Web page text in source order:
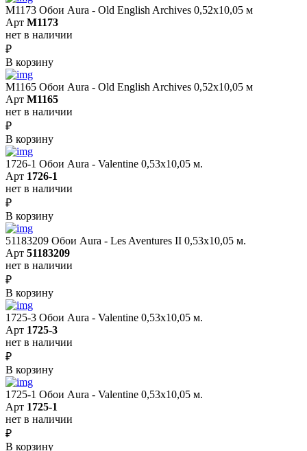
M1173 Обои Aura - Old English Archives 0,52x10,05 м
Арт M1173
нет в наличии
₽
В корзину
M1165 Обои Aura - Old English Archives 0,52x10,05 м
Арт M1165
нет в наличии
₽
В корзину
1726-1 Обои Aura - Valentine 0,53х10,05 м.
Арт 1726-1
нет в наличии
₽
В корзину
51183209 Обои Aura - Les Aventures II 0,53х10,05 м.
Арт 51183209
нет в наличии
₽
В корзину
1725-3 Обои Aura - Valentine 0,53х10,05 м.
Арт 1725-3
нет в наличии
₽
В корзину
1725-1 Обои Aura - Valentine 0,53х10,05 м.
Арт 1725-1
нет в наличии
₽
В корзину